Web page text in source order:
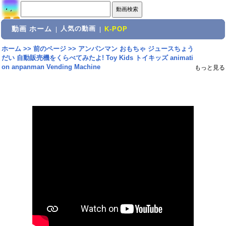
動画 ホーム 人気の動画 K-POP
ホーム>> 前のページ>> アンパンマン おもちゃ ジュースちょう
だい 自動販売機をくらべてみたよ! Toy Kids トイキッズ animati
on anpanman Vending Machine
もっと見る